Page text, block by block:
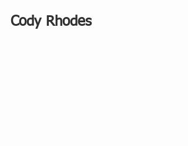
Cody Rhodes